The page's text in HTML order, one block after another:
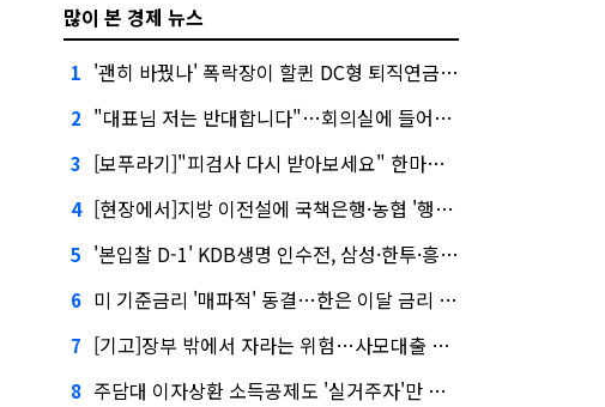
많이 본 경제 뉴스
1 '괜히 바꿨나' 폭락장이 할퀸 DC형 퇴직연금…전문가 조언은
2 "대표님 저는 반대합니다"…회의실에 들어온 신한금융 AI
3 [보푸라기]"피검사 다시 받아보세요" 한마디에 보험금 못 받을 뻔?
4 [현장에서]지방 이전설에 국책은행·농협 '행동파'…금감원 '신중모드'
5 '본입찰 D-1' KDB생명 인수전, 삼성·한투·흥국 셈법은?
6 미 기준금리 '매파적' 동결…한은 이달 금리 향방은?
7 [기고]장부 밖에서 자라는 위험…사모대출 시장과 AI
8 주담대 이자상환 소득공제도 '실거주자'만 가능